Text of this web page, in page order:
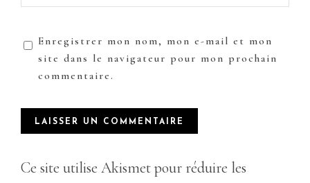
Enregistrer mon nom, mon e-mail et mon
site dans le navigateur pour mon prochain
commentaire.
Ce site utilise Akismet pour réduire les